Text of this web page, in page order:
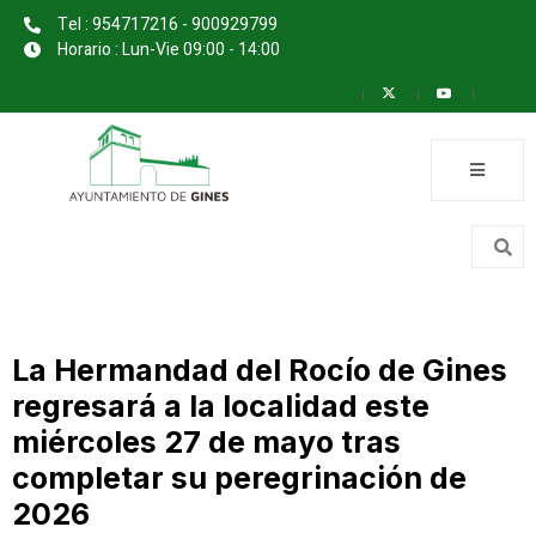
Tel : 954717216 - 900929799
Horario : Lun-Vie 09:00 - 14:00
La Hermandad del Rocío de Gines
regresará a la localidad este
miércoles 27 de mayo tras
completar su peregrinación de
2026